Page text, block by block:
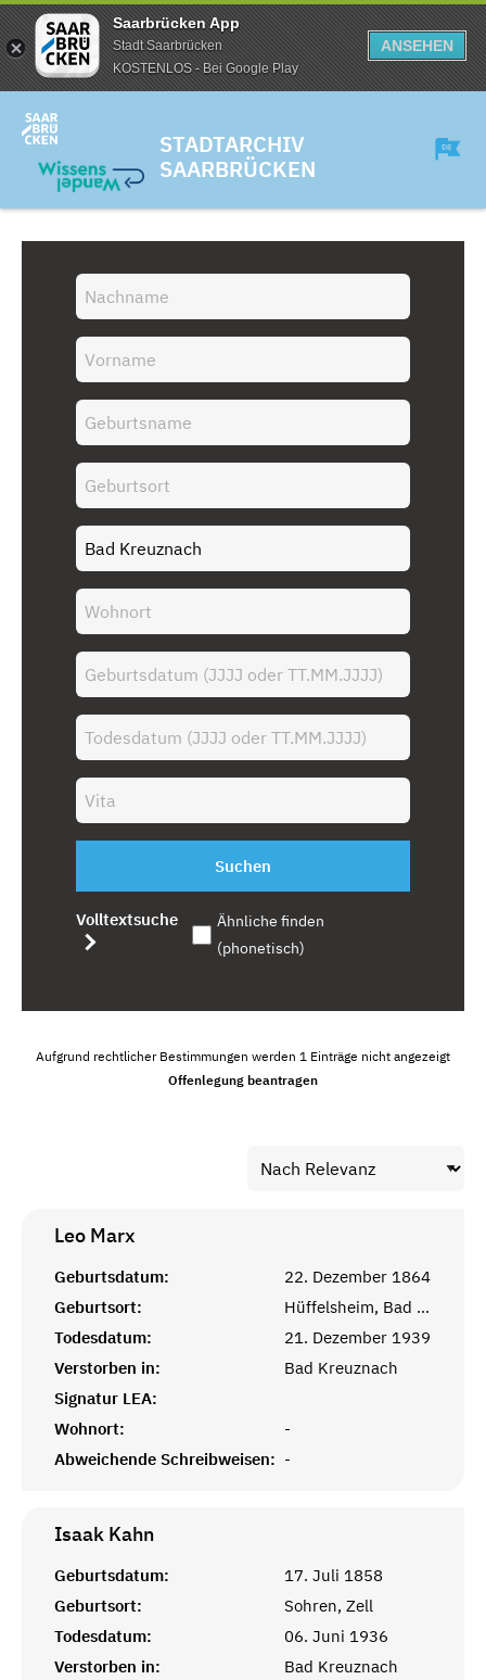
Saarbrücken App
Stadt Saarbrücken
KOSTENLOS - Bei Google Play
ANSEHEN
STADTARCHIV
SAARBRÜCKEN
Suchen
Volltextsuche
Ähnliche finden
(phonetisch)
Aufgrund rechtlicher Bestimmungen werden 1 Einträge nicht angezeigt
Offenlegung beantragen
Leo Marx
Geburtsdatum:
22. Dezember 1864
Geburtsort:
Hüffelsheim, Bad Kreuznach
Todesdatum:
21. Dezember 1939
Verstorben in:
Bad Kreuznach
Signatur LEA:
Wohnort:
-
Abweichende Schreibweisen: -
Isaak Kahn
Geburtsdatum:
17. Juli 1858
Geburtsort:
Sohren, Zell
Todesdatum:
06. Juni 1936
Verstorben in:
Bad Kreuznach